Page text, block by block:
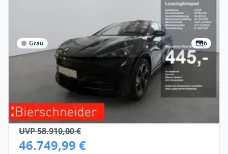
Grau 6
Cupra Tavascan
Elektro •Automatik •285 PS (210 kW)
Neuwagen
UVP 58.910,00 €
46.749,99 €